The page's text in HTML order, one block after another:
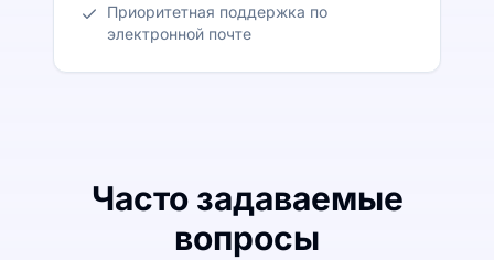
Приоритетная поддержка по
электронной почте
Часто задаваемые
вопросы